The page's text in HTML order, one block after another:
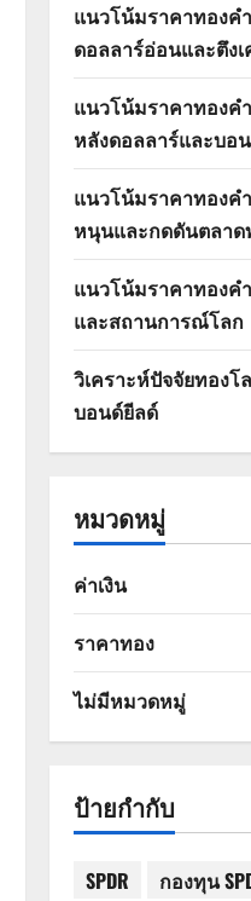
แนวโน้มราคาทองค
ดอลลาร์อ่อนและตึง
แนวโน้มราคาทองค
หลังดอลลาร์และบอ
แนวโน้มราคาทองคำ
หนุนและกดดันตลาด
แนวโน้มราคาทองค
และสถานการณ์โลก
วิเคราะห์ปัจจัยทองโ
บอนด์ยีลด์
หมวดหมู่
ค่าเงิน
ราคาทอง
ไม่มีหมวดหมู่
ป้ายกำกับ
SPDR กองทุน